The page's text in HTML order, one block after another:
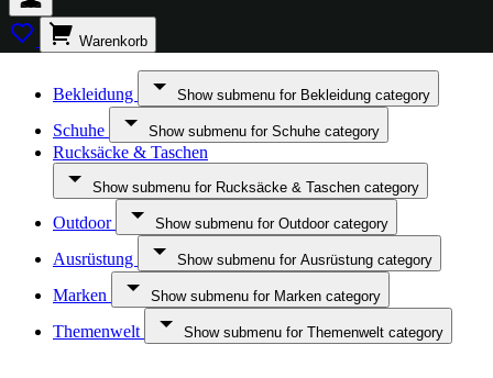
Warenkorb
Bekleidung Show submenu for Bekleidung category
Schuhe Show submenu for Schuhe category
Rucksäcke & Taschen
Show submenu for Rucksäcke & Taschen category
Outdoor Show submenu for Outdoor category
Ausrüstung Show submenu for Ausrüstung category
Marken Show submenu for Marken category
Themenwelt Show submenu for Themenwelt category